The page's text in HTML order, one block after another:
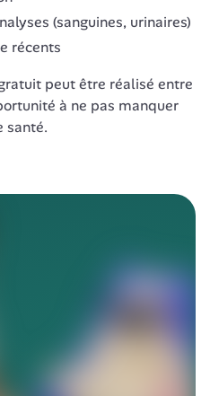
(sanguines, urinaires)
récents
peut être réalisé entre
à ne pas manquer
santé.